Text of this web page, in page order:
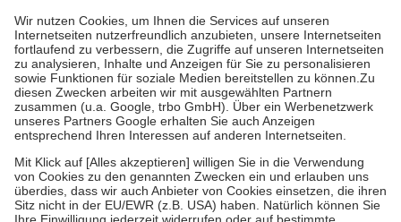
höchstens zehn Euro.
Es sind jedoch nie mehr als die tatsächlichen
Kosten der Leistung zu entrichten.
Diese Regeln gelten grundsätzlich auch für Online-Apotheken.
Bei Heilmitteln und häuslicher Krankenpflege beträgt die
Zuzahlung zehn Prozent der Kosten sowie zehn Euro je
Verordnung.
Um das Engagement der Versicherten für ihre eigene Gesundheit zu
stärken und die besondere Stellung der Familie zu unterstützen,
fallenkeine Zuzahlungenan bei:
• Kindern und Jugendlichen bis zum vollendeten 18. Lebensjahr
mit Ausnahme der Fahrkosten